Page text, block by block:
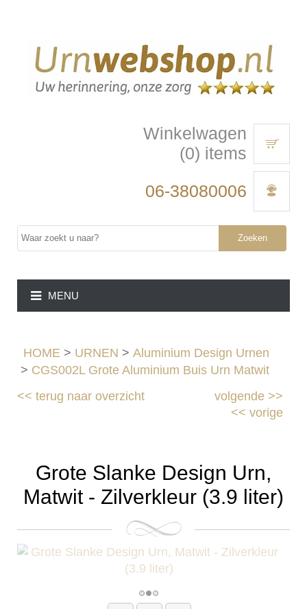
Winkelwagen
(0) items
06-38080006
Zoeken
MENU
HOME > URNEN > Aluminium Design Urnen
> CGS002L Grote Aluminium Buis Urn Matwit
<<terug naar overzicht volgende>>
<< vorige
Grote Slanke Design Urn,
Matwit - Zilverkleur (3.9 liter)